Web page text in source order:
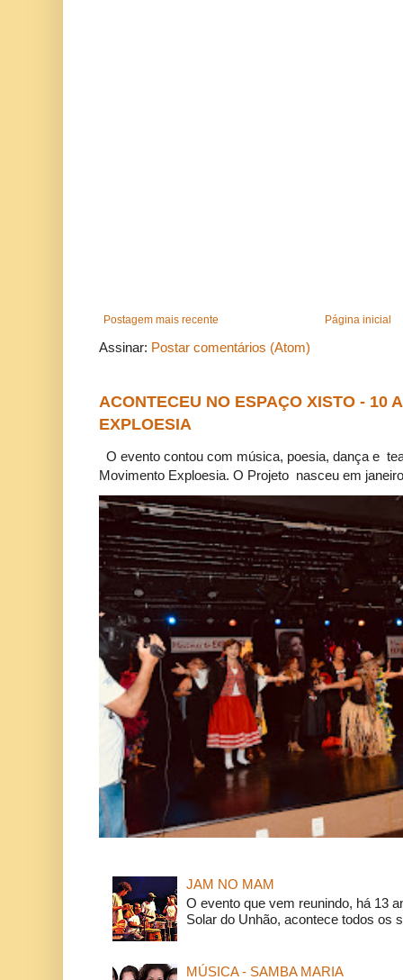
Postagem mais recente Página inicial
Assinar: Postar comentários (Atom)
ACONTECEU NO ESPAÇO XISTO - 10
EXPLOESIA
O evento contou com música, poesia, dança e
Movimento Exploesia. O Projeto nasceu em
JAM NO MAM
O evento que vem reunindo, há 13
Solar do Unhão, acontece todos os
MÚSICA - SAMBA MARIA